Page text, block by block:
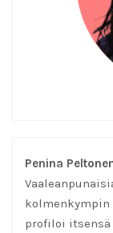
Penina
kolmenkympin
profiloi